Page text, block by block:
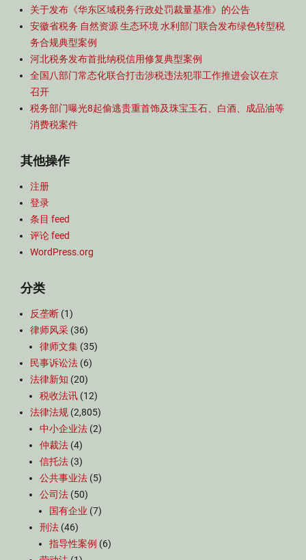
关于发布《华东区域税务行政处罚裁量基准》的公告
安徽省税务 自然资源 生态环境 水利部门联合发布绿色转型税
务合规典型案例
河北税务发布首批纳税信用修复典型案例
全国八部门常态化联合打击涉税违法犯罪工作推进会议在京
召开
税务部门曝光8起偷逃贵重首饰及珠宝玉石、白酒、成品油等
消费税案件
其他操作
注册
登录
条目 feed
评论 feed
WordPress.org
分类
反垄断 (1)
律师风采 (36)
律师文集 (35)
民事诉讼法 (6)
法律新知 (20)
税收法讯 (12)
法律法规 (2,805)
中小企业法 (2)
仲裁法 (4)
信托法 (3)
公共事业法 (5)
公司法 (50)
国有企业 (7)
刑法 (46)
指导性案例 (6)